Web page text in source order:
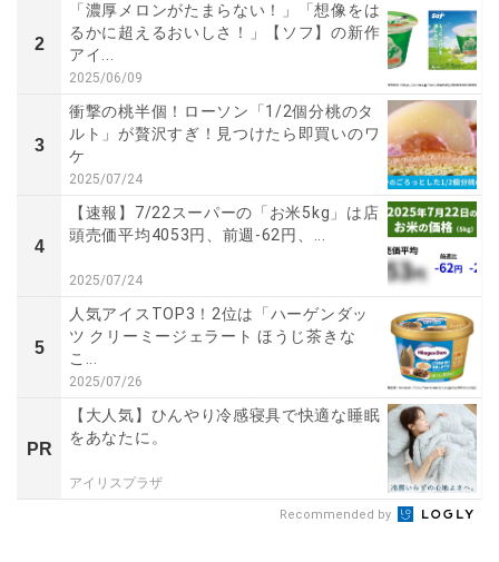
2
「濃厚メロンがたまらない！」「想像をは
るかに超えるおいしさ！」【ソフ】の新作
アイ...
2025/06/09
3
衝撃の桃半個！ローソン「1/2個分桃のタ
ルト」が贅沢すぎ！見つけたら即買いのワ
ケ
2025/07/24
4
【速報】7/22スーパーの「お米5kg」は店
頭売価平均4053円、前週-62円、...
2025/07/24
5
人気アイスTOP3！2位は「ハーゲンダッ
ツ クリーミージェラート ほうじ茶きな
こ...
2025/07/26
PR
【大人気】ひんやり冷感寝具で快適な睡眠
をあなたに。
アイリスプラザ
Recommended by